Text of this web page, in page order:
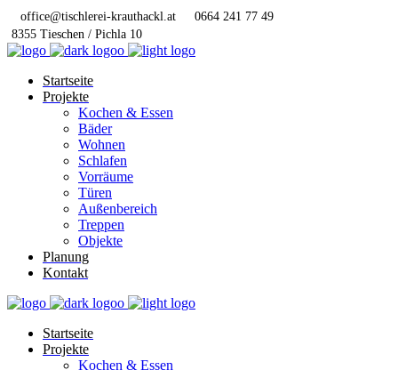
office@tischlerei-krauthackl.at
0664 241 77 49
8355 Tieschen / Pichla 10
Startseite
Projekte
Kochen & Essen
Bäder
Wohnen
Schlafen
Vorräume
Türen
Außenbereich
Treppen
Objekte
Planung
Kontakt
Startseite
Projekte
Kochen & Essen